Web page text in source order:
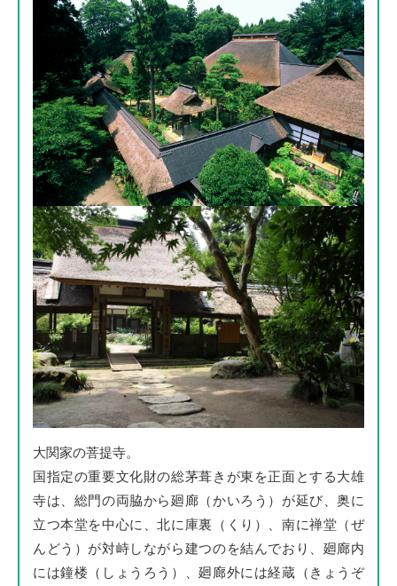
大関家の菩提寺。
国指定の重要文化財の総茅葺きが東を正面とする大雄
寺は、総門の両脇から廻廊（かいろう）が延び、奥に
立つ本堂を中心に、北に庫裏（くり）、南に禅堂（ぜ
んどう）が対峙しながら建つのを結んでおり、廻廊内
には鐘楼（しょうろう）、廻廊外には経蔵（きょうぞ